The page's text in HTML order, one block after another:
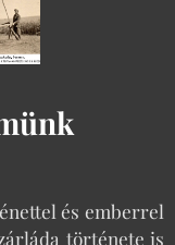
és emberrel
története is